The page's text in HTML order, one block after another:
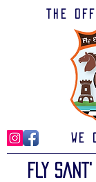
The
We
Fly Sant'